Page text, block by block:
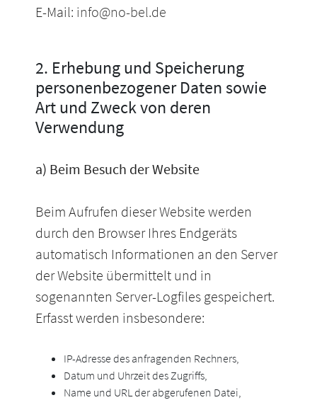
E-Mail: info@no-bel.de
2. Erhebung und Speicherung
personenbezogener Daten sowie
Art und Zweck von deren
Verwendung
a) Beim Besuch der Website
Beim Aufrufen dieser Website werden
durch den Browser Ihres Endgeräts
automatisch Informationen an den Server
der Website übermittelt und in
sogenannten Server-Logfiles gespeichert.
Erfasst werden insbesondere:
IP-Adresse des anfragenden Rechners,
Datum und Uhrzeit des Zugriffs,
Name und URL der abgerufenen Datei,